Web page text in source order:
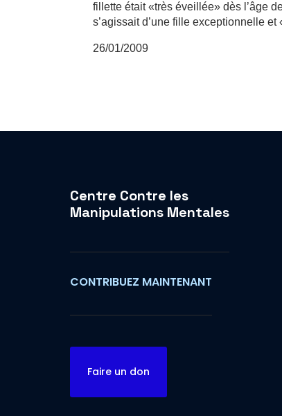
fillette était «très éveillée» dès l’âge
s’agissait d’une fille exceptionnelle et
26/01/2009
Centre Contre les
Manipulations Mentales
CONTRIBUEZ MAINTENANT
Faire un don